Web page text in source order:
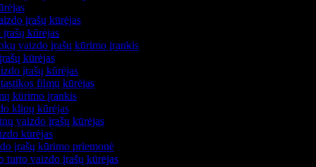
įrašų kūrėjas
įrašų kūrėjas
vaizdo įrašų kūrimo įrankis
kūrėjas
įrašų kūrėjas
filmų kūrėjas
kūrimo įrankis
klipų kūrėjas
vaizdo įrašų kūrėjas
kūrėjas
įrašų kūrimo priemonė
turto vaizdo įrašų kūrėjas